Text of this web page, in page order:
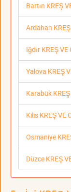
Bartın KREŞ
Ardahan
Iğdır KREŞ
Yalova KREŞ
Karabük
Kilis KREŞ VE
Osmaniye
Düzce KREŞ